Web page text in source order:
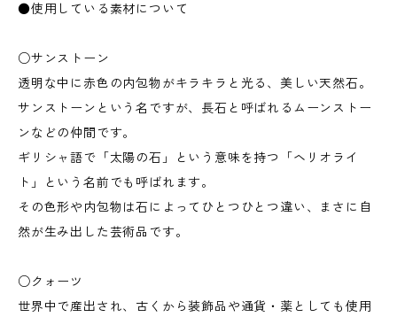
●使用している素材について
○サンストーン
透明な中に赤色の内包物がキラキラと光る、美しい天然石。
サンストーンという名ですが、長石と呼ばれるムーンストー
ンなどの仲間です。
ギリシャ語で「太陽の石」という意味を持つ「ヘリオライ
ト」という名前でも呼ばれます。
その色形や内包物は石によってひとつひとつ違い、まさに自
然が生み出した芸術品です。
○クォーツ
世界中で産出され、古くから装飾品や通貨・薬としても使用